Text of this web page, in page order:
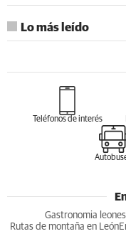
Lo más leído
Teléfonos de interés
Gastronomia
Rutas de montaña en León